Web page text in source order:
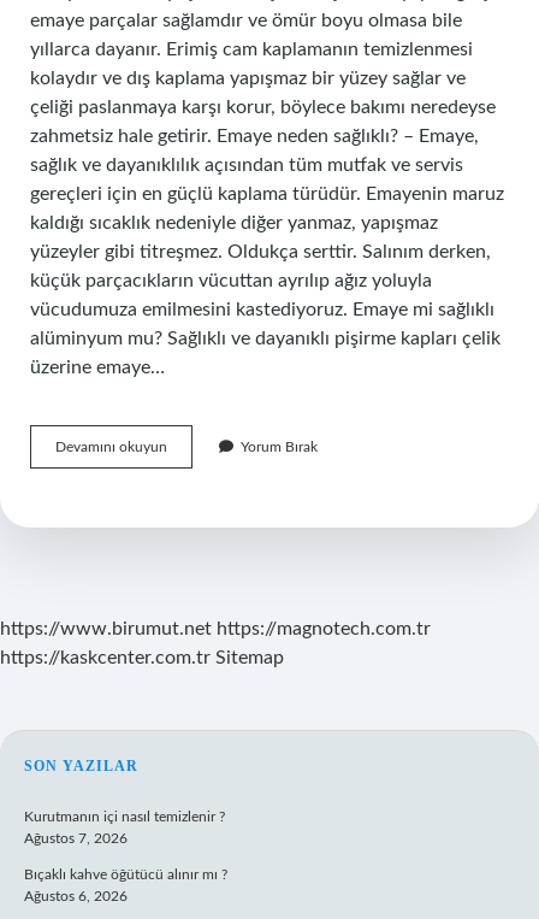
emaye parçalar sağlamdır ve ömür boyu olmasa bile
yıllarca dayanır. Erimiş cam kaplamanın temizlenmesi
kolaydır ve dış kaplama yapışmaz bir yüzey sağlar ve
çeliği paslanmaya karşı korur, böylece bakımı neredeyse
zahmetsiz hale getirir. Emaye neden sağlıklı? – Emaye,
sağlık ve dayanıklılık açısından tüm mutfak ve servis
gereçleri için en güçlü kaplama türüdür. Emayenin maruz
kaldığı sıcaklık nedeniyle diğer yanmaz, yapışmaz
yüzeyler gibi titreşmez. Oldukça serttir. Salınım derken,
küçük parçacıkların vücuttan ayrılıp ağız yoluyla
vücudumuza emilmesini kastediyoruz. Emaye mi sağlıklı
alüminyum mu? Sağlıklı ve dayanıklı pişirme kapları çelik
üzerine emaye…
Devamını okuyun
Saglikli
Yorum Bırak
https://www.birumut.net https://magnotech.com.tr
https://kaskcenter.com.tr Sitemap
SIDEBAR
SON YAZILAR
Kurutmanın içi nasıl temizlenir ?
Ağustos 7, 2026
Bıçaklı kahve öğütücü alınır mı ?
Ağustos 6, 2026